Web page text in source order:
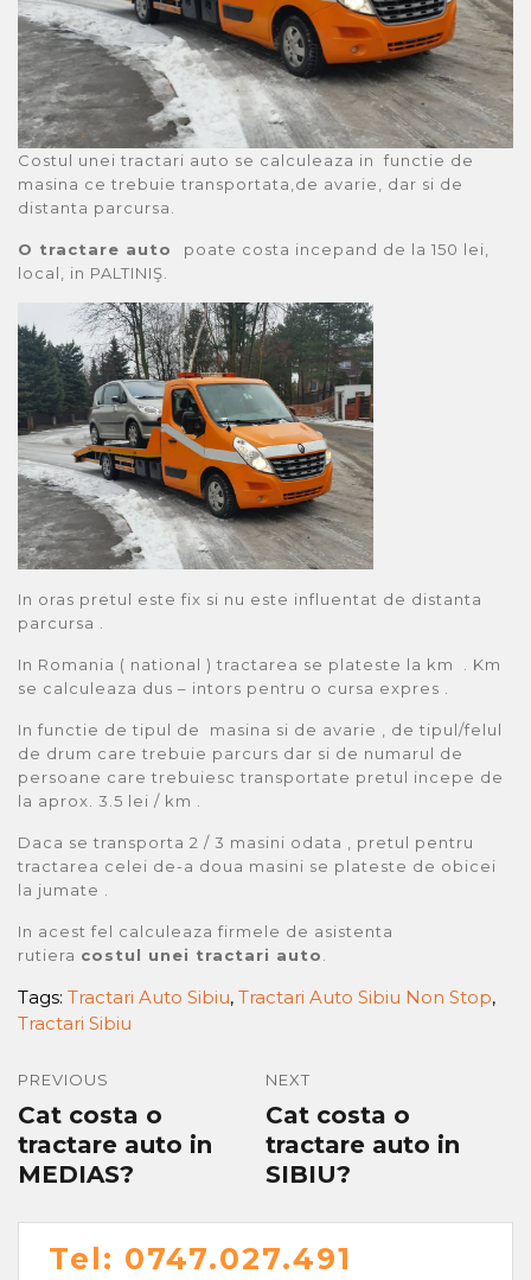
Costul unei tractari auto se calculeaza in functie de
masina ce trebuie transportata,de avarie, dar si de
distanta parcursa.
O tractare auto poate costa incepand de la 150 lei,
local, in PALTINIŞ.
In oras pretul este fix si nu este influentat de distanta
parcursa .
In Romania ( national ) tractarea se plateste la km . Km
se calculeaza dus – intors pentru o cursa expres .
In functie de tipul de masina si de avarie , de tipul/felul
de drum care trebuie parcurs dar si de numarul de
persoane care trebuiesc transportate pretul incepe de
la aprox. 3.5 lei / km .
Daca se transporta 2 / 3 masini odata , pretul pentru
tractarea celei de-a doua masini se plateste de obicei
la jumate .
In acest fel calculeaza firmele de asistenta
rutiera costul unei tractari auto
Tags: Tractari Auto Sibiu, Tractari Auto Sibiu Non Stop,
Tractari Sibiu
PREVIOUS
Cat costa o
tractare auto in
MEDIAS?
NEXT
Cat costa o
tractare auto in
SIBIU?
Tel: 0747.027.491